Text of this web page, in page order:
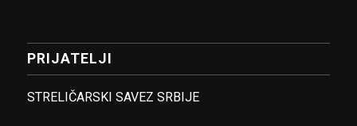
PRIJATELJI
STRELIČARSKI SAVEZ SRBIJE